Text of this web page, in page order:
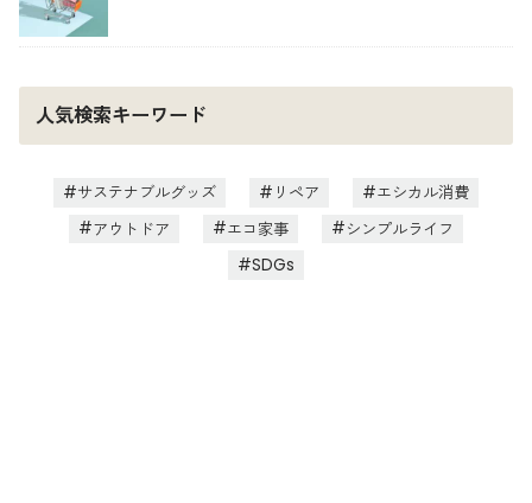
人気検索キーワード
サステナブルグッズ リペア
エシカル消費
アウトドア
エコ家事
シンプルライフ
SDGs